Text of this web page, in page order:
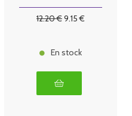
12.20€9.15 €
En stock